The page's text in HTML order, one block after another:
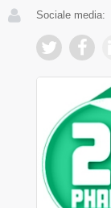
Sociale media: